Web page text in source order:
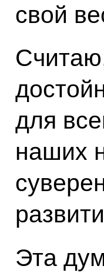
свой
для
наших
Эта